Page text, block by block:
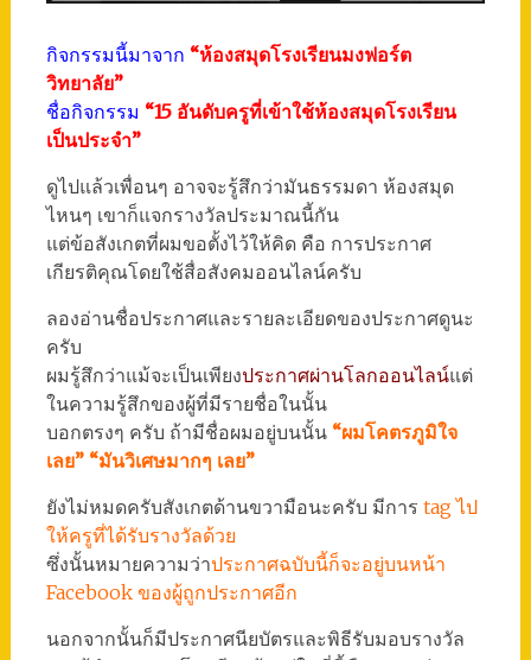
กิจกรรมนี้มาจาก “ห้องสมุดโรงเรียนมงฟอร์ต
วิทยาลัย”
ชื่อกิจกรรม “15 อันดับครูที่เข้าใช้ห้องสมุดโรงเรียน
เป็นประจำ”
ดูไปแล้วเพื่อนๆ อาจจะรู้สึกว่ามันธรรมดา ห้องสมุด
ไหนๆ เขาก็แจกรางวัลประมาณนี้กัน
แต่ข้อสังเกตที่ผมขอตั้งไว้ให้คิด คือ การประกาศ
เกียรติคุณโดยใช้สื่อสังคมออนไลน์ครับ
ลองอ่านชื่อประกาศและรายละเอียดของประกาศดูนะ
ครับ
ผมรู้สึกว่าแม้จะเป็นเพียงประกาศผ่านโลกออนไลน์แต่
ในความรู้สึกของผู้ที่มีรายชื่อในนั้น
บอกตรงๆ ครับ ถ้ามีชื่อผมอยู่บนนั้น“ผมโคตรภูมิใจ
เลย” “มันวิเศษมากๆ เลย”
ยังไม่หมดครับสังเกตด้านขวามือนะครับ มีการ tag ไป
ให้ครูที่ได้รับรางวัลด้วย
ซึ่งนั้นหมายความว่าประกาศฉบับนี้ก็จะอยู่บนหน้า
Facebook ของผู้ถูกประกาศอีก
นอกจากนั้นก็มีประกาศนียบัตรและพิธีรับมอบรางวัล